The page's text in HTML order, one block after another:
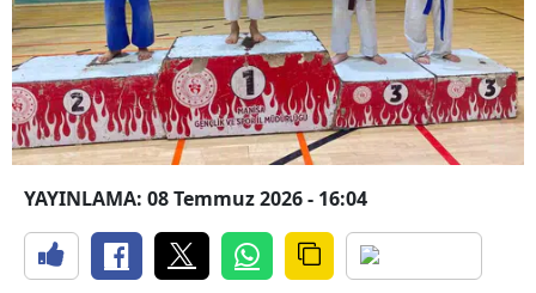
YAYINLAMA: 08 Temmuz 2026 - 16:04